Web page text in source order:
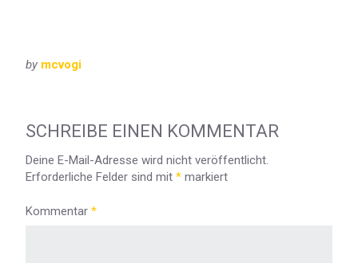
by mcvogi
SCHREIBE EINEN KOMMENTAR
Deine E-Mail-Adresse wird nicht veröffentlicht.
Erforderliche Felder sind mit * markiert
Kommentar *